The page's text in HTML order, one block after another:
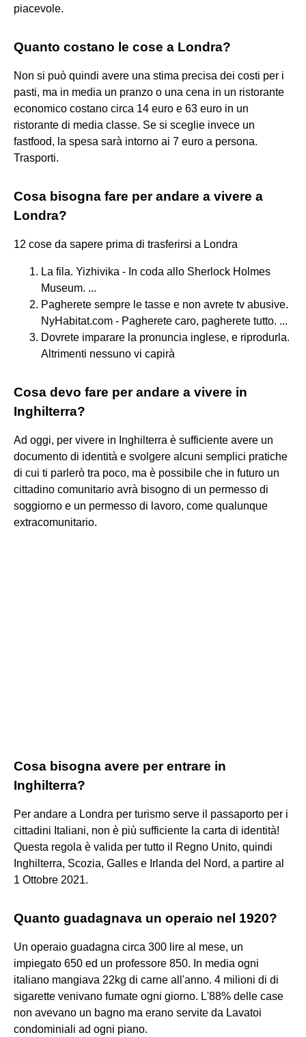
piacevole.
Quanto costano le cose a Londra?
Non si può quindi avere una stima precisa dei costi per i
pasti, ma in media un pranzo o una cena in un ristorante
economico costano circa 14 euro e 63 euro in un
ristorante di media classe. Se si sceglie invece un
fastfood, la spesa sarà intorno ai 7 euro a persona.
Trasporti.
Cosa bisogna fare per andare a vivere a
Londra?
12 cose da sapere prima di trasferirsi a Londra
La fila. Yizhivika - In coda allo Sherlock Holmes
Museum. ...
Pagherete sempre le tasse e non avrete tv abusive.
NyHabitat.com - Pagherete caro, pagherete tutto. ...
Dovrete imparare la pronuncia inglese, e riprodurla.
Altrimenti nessuno vi capirà
Cosa devo fare per andare a vivere in
Inghilterra?
Ad oggi, per vivere in Inghilterra è sufficiente avere un
documento di identità e svolgere alcuni semplici pratiche
di cui ti parlerò tra poco, ma è possibile che in futuro un
cittadino comunitario avrà bisogno di un permesso di
soggiorno e un permesso di lavoro, come qualunque
extracomunitario.
Cosa bisogna avere per entrare in
Inghilterra?
Per andare a Londra per turismo serve il passaporto per i
cittadini Italiani, non è più sufficiente la carta di identità!
Questa regola è valida per tutto il Regno Unito, quindi
Inghilterra, Scozia, Galles e Irlanda del Nord, a partire al
1 Ottobre 2021.
Quanto guadagnava un operaio nel 1920?
Un operaio guadagna circa 300 lire al mese, un
impiegato 650 ed un professore 850. In media ogni
italiano mangiava 22kg di carne all'anno. 4 milioni di di
sigarette venivano fumate ogni giorno. L'88% delle case
non avevano un bagno ma erano servite da Lavatoi
condominiali ad ogni piano.